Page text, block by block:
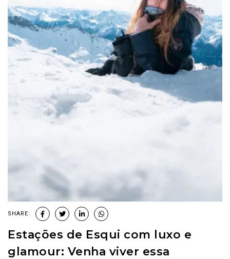
SHARE:
Estações de Esqui com luxo e
glamour: Venha viver essa